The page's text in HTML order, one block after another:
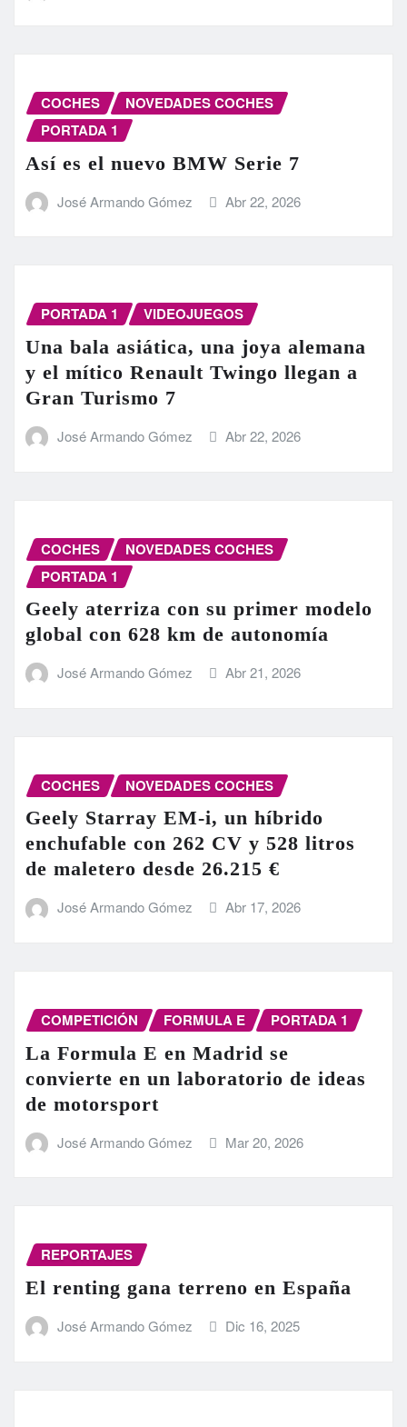
COCHES
NOVEDADES COCHES
PORTADA 1
Así es el nuevo BMW Serie 7
José Armando Gómez Abr 22, 2026
PORTADA 1 VIDEOJUEGOS
Una bala asiática, una joya alemana
y el mítico Renault Twingo llegan a
Gran Turismo 7
José Armando Gómez Abr 22, 2026
COCHES
NOVEDADES COCHES
PORTADA 1
Geely aterriza con su primer modelo
global con 628 km de autonomía
José Armando Gómez Abr 21, 2026
COCHES NOVEDADES COCHES
Geely Starray EM-i, un híbrido
enchufable con 262 CV y 528 litros
de maletero desde 26.215 €
José Armando Gómez Abr 17, 2026
COMPETICIÓN FORMULA E PORTADA 1
La Formula E en Madrid se
convierte en un laboratorio de ideas
de motorsport
José Armando Gómez Mar 20, 2026
REPORTAJES
El renting gana terreno en España
José Armando Gómez Dic 16, 2025